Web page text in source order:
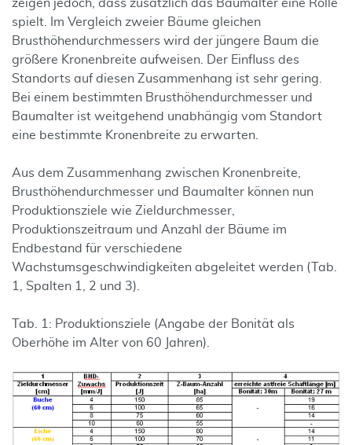
zeigen jedoch, dass zusätzlich das Baumalter eine Rolle
spielt. Im Vergleich zweier Bäume gleichen
Brusthöhendurchmessers wird der jüngere Baum die
größere Kronenbreite aufweisen. Der Einfluss des
Standorts auf diesen Zusammenhang ist sehr gering.
Bei einem bestimmten Brusthöhendurchmesser und
Baumalter ist weitgehend unabhängig vom Standort
eine bestimmte Kronenbreite zu erwarten.
Aus dem Zusammenhang zwischen Kronenbreite,
Brusthöhendurchmesser und Baumalter können nun
Produktionsziele wie Zieldurchmesser,
Produktionszeitraum und Anzahl der Bäume im
Endbestand für verschiedene
Wachstumsgeschwindigkeiten abgeleitet werden (Tab.
1, Spalten 1, 2 und 3).
Tab. 1: Produktionsziele (Angabe der Bonität als
Oberhöhe im Alter von 60 Jahren).